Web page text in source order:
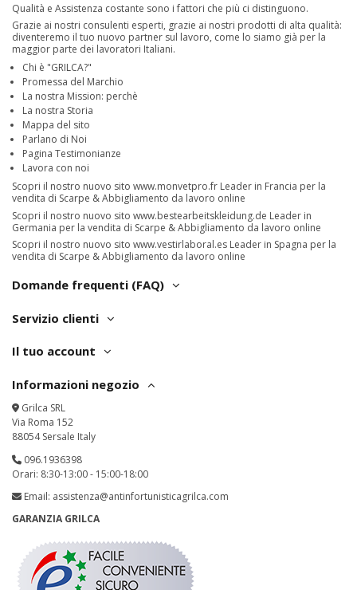
Qualità e Assistenza costante sono i fattori che più ci distinguono.
Grazie ai nostri consulenti esperti, grazie ai nostri prodotti di alta qualità:
diventeremo il tuo nuovo partner sul lavoro, come lo siamo già per la
maggior parte dei lavoratori Italiani.
Chi è "GRILCA?"
Promessa del Marchio
La nostra Mission: perchè
La nostra Storia
Mappa del sito
Parlano di Noi
Pagina Testimonianze
Lavora con noi
Scopri il nostro nuovo sito www.monvetpro.fr Leader in Francia per la
vendita di Scarpe & Abbigliamento da lavoro online
Scopri il nostro nuovo sito www.bestearbeitskleidung.de Leader in
Germania per la vendita di Scarpe & Abbigliamento da lavoro online
Scopri il nostro nuovo sito www.vestirlaboral.es Leader in Spagna per la
vendita di Scarpe & Abbigliamento da lavoro online
Domande frequenti (FAQ)
Servizio clienti
Il tuo account
Informazioni negozio
Grilca SRL
Via Roma 152
88054 Sersale Italy
096.1936398
Orari: 8:30-13:00 - 15:00-18:00
Email: assistenza@antinfortunisticagrilca.com
GARANZIA GRILCA